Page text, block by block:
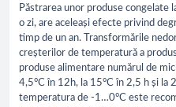
Păstrarea unor produse
o zi, are aceleași efecte privind
timp de un an. Transformările
creșterilor de temperatură a
produse alimentare numărul de
4,5°C în 12h, la 15°C în 2,5 h și la
temperatura de -1…0°C este